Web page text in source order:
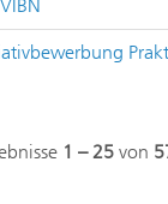
1 – 25 von